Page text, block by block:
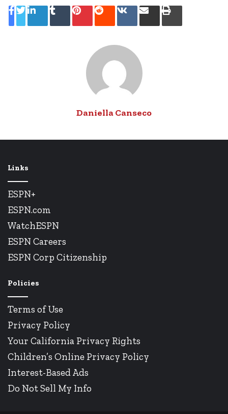
LinkedIn
TumblrPinterestRedditVKontakte
SharePrint
Daniella Canseco
Links
ESPN+
ESPN.com
WatchESPN
ESPN Careers
ESPN Corp Citizenship
Policies
Terms of Use
Privacy Policy
Your California Privacy Rights
Children’s Online Privacy Policy
Interest-Based Ads
Do Not Sell My Info